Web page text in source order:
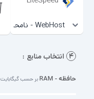
۴ انتخاب منابع :
حافظه - RAM بر حسب گیگابایت